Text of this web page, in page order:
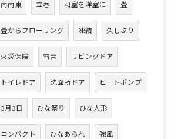
南南東 立春 和室を洋室に 畳
畳からフローリング 凍結 久しぶり
火災保険 雪害 リビングドア
トイレドア 洗面所ドア ヒートポンプ
3月3日 ひな祭り ひな人形
コンパクト ひなあられ 強風